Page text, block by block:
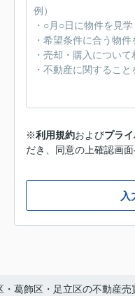
※利用規約およびプラ
だき、同意の上確認画面
入
・葛飾区・足立区の不動産売